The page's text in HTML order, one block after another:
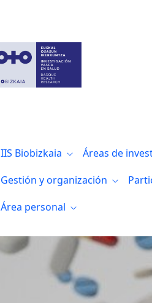
IIS Biobizkaia Áreas de
Gestión y organización
Área personal